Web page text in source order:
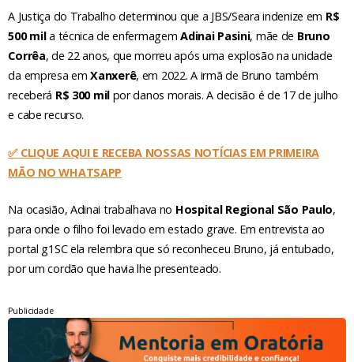
A Justiça do Trabalho determinou que a JBS/Seara indenize em R$
500 mila técnica de enfermagemAdinai Pasini, mãe de Bruno
Corrêa, de 22 anos, que morreu após uma explosão na unidade
da empresa emXanxerê, em 2022. A irmã de Bruno também
receberá R$ 300 milpor danos morais. A decisão é de 17 de julho
e cabe recurso.
✅ CLIQUE AQUI E RECEBA NOSSAS NOTÍCIAS EM PRIMEIRA
MÃO NO WHATSAPP
Na ocasião, Adinai trabalhava no Hospital Regional São Paulo,
para onde o filho foi levado em estado grave. Em entrevista ao
portal g1SC ela relembra que só reconheceu Bruno, já entubado,
por um cordão que havia lhe presenteado.
Publicidade